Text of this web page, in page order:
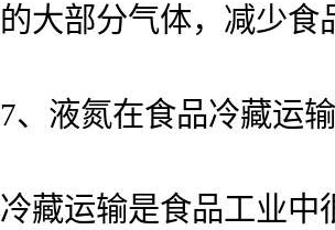
的大部分气体，减少
7、液氮在食品冷藏运
冷藏运输是食品工业